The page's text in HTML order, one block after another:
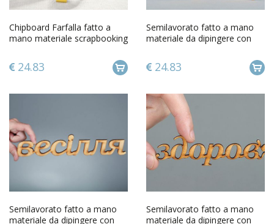
Chipboard Farfalla fatto a
mano materiale scrapbooking
24.83
Semilavorato fatto a mano
materiale da dipingere con
24.83
Semilavorato fatto a mano
materiale da dipingere con
Semilavorato fatto a mano
materiale da dipingere con